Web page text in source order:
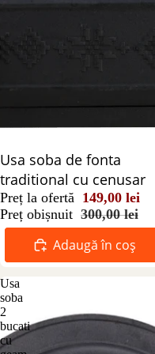
Reducere 50%
Usa soba de fonta
traditional cu cenusar
Preț la ofertă 149,00 lei
Preț obișnuit 300,00 lei
Adaugă în coș
Usa
soba
2
bucati
cu